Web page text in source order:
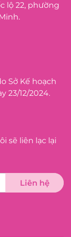
lộ 22, phường
Sở Kế hoạch
23/12/2024.
sẽ liên lạc lại